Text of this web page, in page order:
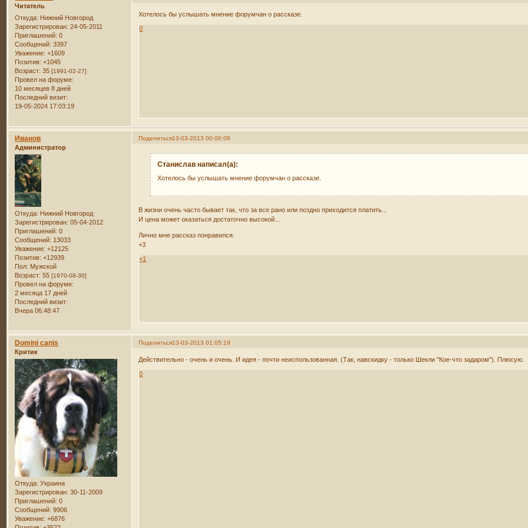
Читатель
Откуда: Нижний Новгород
Зарегистрирован: 24-05-2011
Приглашений: 0
Сообщений: 3397
Уважение: +1609
Позитив: +1045
Возраст: 35[1991-02-27]
Провел на форуме:
10 месяцев 8 дней
Последний визит:
19-05-2024 17:03:19
Хотелось бы услышать мнение форумчан о рассказе.
0
Поделиться13-03-2013 00:00:08
Иванов
Администратор
Откуда: Нижний Новгород
Зарегистрирован: 05-04-2012
Приглашений: 0
Сообщений: 13033
Уважение: +12125
Позитив: +12939
Пол: Мужской
Возраст: 55[1970-08-30]
Провел на форуме:
2 месяца 17 дней
Последний визит:
Вчера 06:48:47
Станислав написал(а):
Хотелось бы услышать мнение форумчан о рассказе.
В жизни очень часто бывает так, что за все рано или поздно приходится платить...
И цена может оказаться достаточно высокой...
Лично мне рассказ понравился.
+3
+1
Поделиться13-03-2013 01:05:19
Domini canis
Критик
Откуда: Украина
Зарегистрирован: 30-11-2009
Приглашений: 0
Сообщений: 9906
Уважение: +6876
Действительно - очень и очень. И идея - почти неиспользованная. (Так, навскидку - только Шекли "Кое-что задаром"). Плюсую.
0